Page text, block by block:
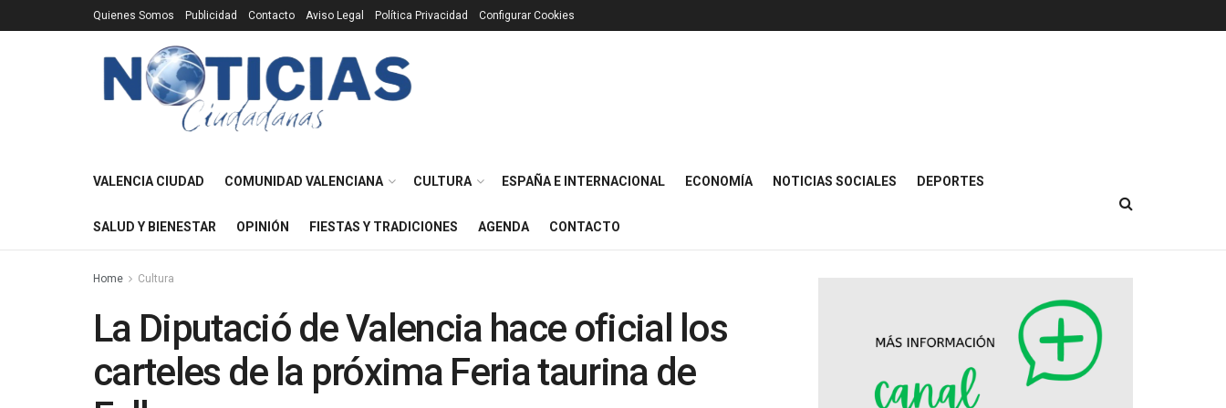
Quienes Somos Publicidad Contacto Aviso Legal Política Privacidad Configurar Cookies
VALENCIA CIUDAD COMUNIDAD VALENCIANA CULTURA ESPAÑA E INTERNACIONAL ECONOMÍA NOTICIAS SOCIALES DEPORTES
SALUD Y BIENESTAR OPINIÓN FIESTAS Y TRADICIONES AGENDA CONTACTO
Home Cultura
La Diputació de Valencia hace oficial los
carteles de la próxima Feria taurina de